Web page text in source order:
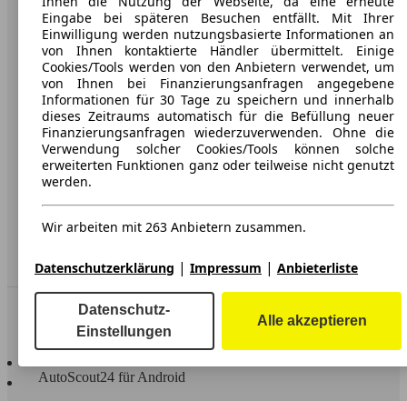
Presse
Karriere
Werbung
AGB
Datenschutz
Impressum
Service
In Verbindung bleiben
AutoScout24 für Android
Eingabe bei späteren Besuchen entfällt. Mit Ihrer
Einwilligung werden nutzungsbasierte Informationen an
von Ihnen kontaktierte Händler übermittelt. Einige
Cookies/Tools werden von den Anbietern verwendet, um
von Ihnen bei Finanzierungsanfragen angegebene
Informationen für 30 Tage zu speichern und innerhalb
dieses Zeitraums automatisch für die Befüllung neuer
Finanzierungsanfragen wiederzuverwenden. Ohne die
Verwendung solcher Cookies/Tools können solche
erweiterten Funktionen ganz oder teilweise nicht genutzt
werden.
Wir arbeiten mit 263 Anbietern zusammen.
Datenschutzerklärung | Impressum | Anbieterliste
Datenschutz-
Einstellungen
Alle akzeptieren